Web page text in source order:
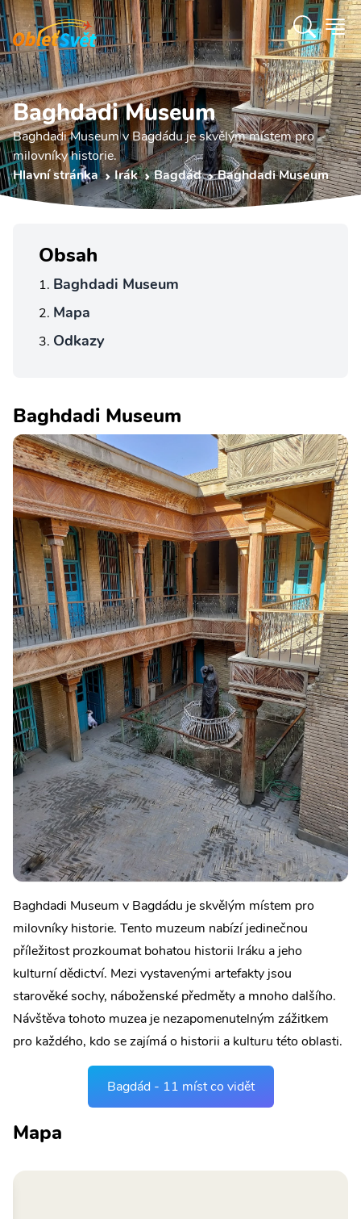
Baghdadi Museum
Baghdadi Museum v Bagdádu je skvělým místem pro
milovníky historie.
Hlavní stránka
Irák Bagdád Baghdadi Museum
Obsah
Baghdadi Museum
Mapa
Odkazy
Baghdadi Museum
Baghdadi Museum v Bagdádu je skvělým místem pro
milovníky historie. Tento muzeum nabízí jedinečnou
příležitost prozkoumat bohatou historii Iráku a jeho
kulturní dědictví. Mezi vystavenými artefakty jsou
starověké sochy, náboženské předměty a mnoho dalšího.
Návštěva tohoto muzea je nezapomenutelným zážitkem
pro každého, kdo se zajímá o historii a kulturu této oblasti.
Bagdád - 11 míst co vidět
Mapa